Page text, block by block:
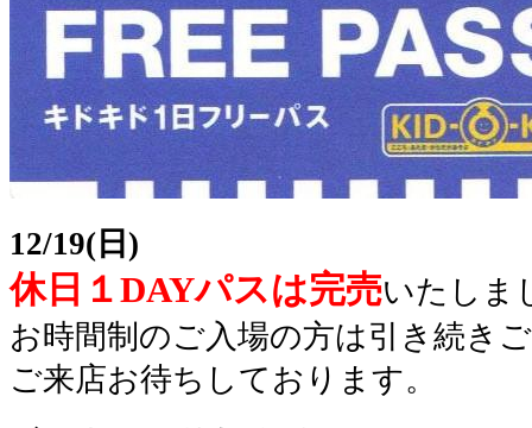
12/19(日)
休日１DAYパスは完売いたしま
お時間制のご入場の方は引き続き
ご来店お待ちしております。